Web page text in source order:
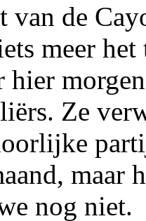
van de
meer
Ze
maar
nog niet.